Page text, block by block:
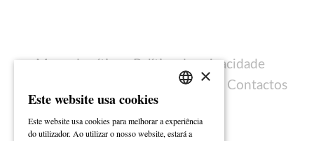
Mapa do sítio
Política de privacidade
Ficha técnica Contactos
ENGLISH
×
Este website usa cookies
Este website usa cookies para melhorar a experiência
do utilizador. Ao utilizar o nosso website, estará a